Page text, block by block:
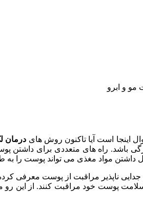
و ابرو
اینجا است آیا تاکنون روش های درمان
باشد. راه های متعددی برای
داشتن مواد مغذی می تواند پوست
ناپذیر مراقبت از پوست معرفی
پوست خود مراقبت کنند. از این رو